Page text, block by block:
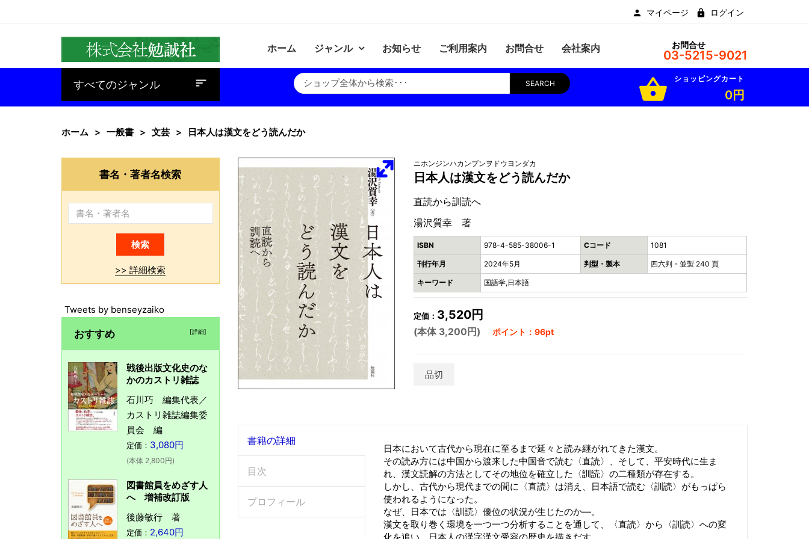
マイページ ログイン
ホーム ジャンル お知らせ ご利用案内 お問合せ 会社案内 お問合せ
03-5215-9021
すべてのジャンル
baseline_sort SEARCH shopping_basket ショッピングカート
0円
ホーム 一般書 文芸 日本人は漢文をどう読んだか
ニホンジンハカンブンヲドウヨンダカ
日本人は漢文をどう読んだか
直読から訓読へ
湯沢質幸 著
ISBN 978-4-585-38006-1 Cコード 1081
刊行年月 2024年5月 判型・製本 四六判・並製 240 頁
キーワード 国語学,日本語
定価： 3,520円
(本体 3,200円) ポイント：96pt
品切
書籍の詳細
目次
プロフィール
日本において古代から現在に至るまで延々と読み継がれてきた漢文。
その読み方には中国から渡来した中国音で読む〈直読〉、そして、平安時代に生ま
れ、漢文読解の方法としてその地位を確立した〈訓読〉の二種類が存在する。
しかし、古代から現代までの間に〈直読〉は消え、日本語で読む〈訓読〉がもっぱら
使われるようになった。
なぜ、日本では〈訓読〉優位の状況が生じたのか―。
漢文を取り巻く環境を一つ一つ分析することを通して、〈直読〉から〈訓読〉への変
書名・著者名検索
>> 詳細検索
Tweets by benseyzaiko
おすすめ [詳細]
戦後出版文化史のな
かのカストリ雑誌
石川巧 編集代表／
カストリ雑誌編集委
員会 編
定価： 3,080円
(本体 2,800円)
図書館員をめざす人
へ 増補改訂版
後藤敏行 著
定価： 2,640円